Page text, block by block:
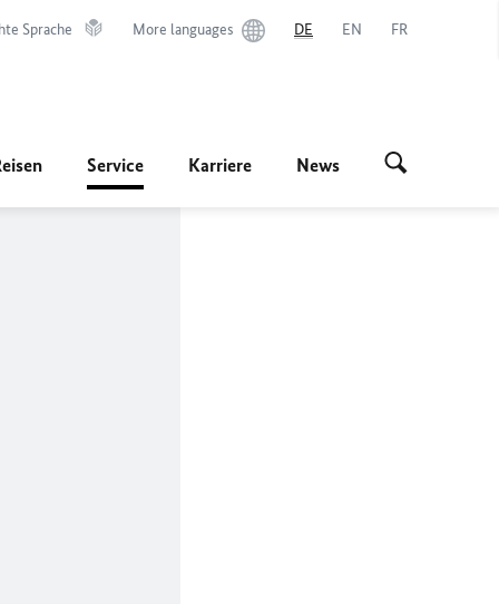
Sprache More languages DE EN FR
Service Karriere News